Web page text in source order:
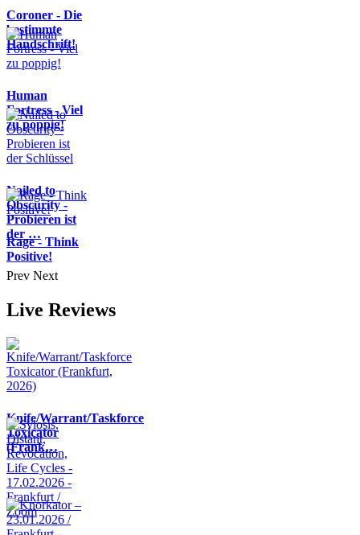
Coroner - Die
bestimmte
Handschrift!
Human
Fortress - Viel
zu poppig!
Nailed to
Obscurity -
Probieren ist
der …
Rage - Think
Positive!
Prev Next
Live Reviews
Knife/Warrant/Taskforce
Toxicator
(Frank…